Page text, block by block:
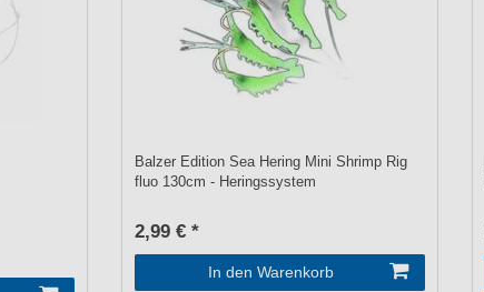
Balzer Edition Sea Hering Mini Shrimp Rig
fluo 130cm - Heringssystem
2,99 € *
In den Warenkorb